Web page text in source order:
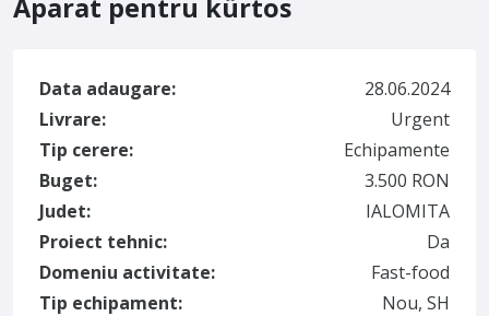
Aparat pentru kürtos
Data adaugare:
28.06.2024
Livrare:
Urgent
Tip cerere:
Echipamente
Buget:
3.500 RON
Judet:
IALOMITA
Proiect tehnic:
Da
Domeniu activitate:
Fast-food
Tip echipament:
Nou, SH